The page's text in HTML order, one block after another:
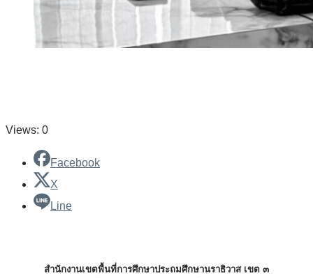
Views: 0
Facebook
X
Line
สำนักงานเขตพื้นที่การศึกษาประถมศึกษานราธิวาส เขต ๓